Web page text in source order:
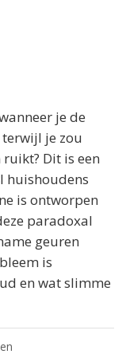
je de
je zou
Dit is een
huishoudens
is ontworpen
paradoxal
geuren
is
en wat slimme